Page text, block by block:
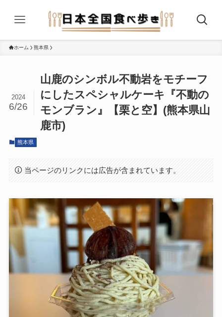
ホーム 熊本県
山鹿のシンボル不動岩をモチーフ
にしたスペシャルケーキ『不動の
モンブラン』【栗と空】(熊本県山
鹿市)
2024
6/26
熊本県
当ページのリンクには広告が含まれています。